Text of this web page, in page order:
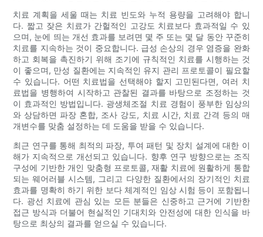
치료 계획을 세울 때는 치료 빈도와 누적 용량을 고려해야 합니
다. 짧고 잦은 치료가 간헐적인 고강도 치료보다 효과적일 수 있
으며, 눈에 띄는 개선 효과를 보려면 몇 주 또는 몇 달 동안 꾸준히
치료를 지속하는 것이 중요합니다. 급성 손상의 경우 염증을 완화
하고 회복을 촉진하기 위해 조기에 규칙적인 치료를 시행하는 것
이 좋으며, 만성 질환에는 지속적인 유지 관리 프로토콜이 필요할
수 있습니다. 어떤 치료법을 선택해야 할지 고민된다면, 여러 치
료법을 병행하여 시작하고 관찰된 결과를 바탕으로 조정하는 것
이 효과적인 방법입니다. 광생체조절 치료 경험이 풍부한 임상의
와 상담하면 파장 혼합, 조사 강도, 치료 시간, 치료 간격 등의 매
개변수를 맞춤 설정하는 데 도움을 받을 수 있습니다.
최근 연구를 통해 최적의 파장, 투여 패턴 및 장치 설계에 대한 이
해가 지속적으로 개선되고 있습니다. 향후 연구 방향으로는 조직
구성에 기반한 개인 맞춤형 프로토콜, 재활 치료에 원활하게 통합
되는 웨어러블 시스템, 그리고 다양한 질환에서의 장기적인 치료
효과를 명확히 하기 위한 보다 체계적인 임상 시험 등이 포함됩니
다. 광선 치료에 관심 있는 모든 분들은 신중하고 근거에 기반한
접근 방식과 더불어 현실적인 기대치와 안전성에 대한 인식을 바
탕으로 최상의 결과를 얻으실 수 있습니다.